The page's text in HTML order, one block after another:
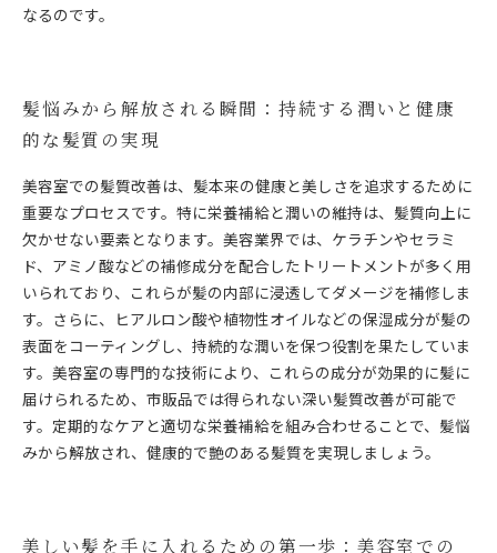
なるのです。
髪悩みから解放される瞬間：持続する潤いと健康
的な髪質の実現
美容室での髪質改善は、髪本来の健康と美しさを追求するために
重要なプロセスです。特に栄養補給と潤いの維持は、髪質向上に
欠かせない要素となります。美容業界では、ケラチンやセラミ
ド、アミノ酸などの補修成分を配合したトリートメントが多く用
いられており、これらが髪の内部に浸透してダメージを補修しま
す。さらに、ヒアルロン酸や植物性オイルなどの保湿成分が髪の
表面をコーティングし、持続的な潤いを保つ役割を果たしていま
す。美容室の専門的な技術により、これらの成分が効果的に髪に
届けられるため、市販品では得られない深い髪質改善が可能で
す。定期的なケアと適切な栄養補給を組み合わせることで、髪悩
みから解放され、健康的で艶のある髪質を実現しましょう。
美しい髪を手に入れるための第一歩：美容室での